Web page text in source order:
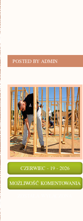
POSTED BY ADMIN
CZERWIEC - 19 - 2026
MOŻLIWOŚĆ KOMENTOWANIA